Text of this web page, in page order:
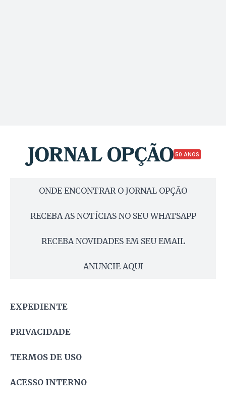
50 ANOS
ONDE ENCONTRAR O JORNAL OPÇÃO
RECEBA AS NOTÍCIAS NO SEU WHATSAPP
RECEBA NOVIDADES EM SEU EMAIL
ANUNCIE AQUI
EXPEDIENTE
PRIVACIDADE
TERMOS DE USO
ACESSO INTERNO